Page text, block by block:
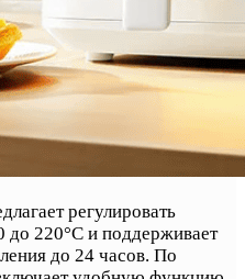
регулировать
до 220°C и поддерживает
до 24 часов. По